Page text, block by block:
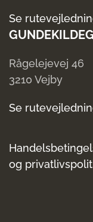
Se
Rågelejevej 46
3210 Vejby
Se
og